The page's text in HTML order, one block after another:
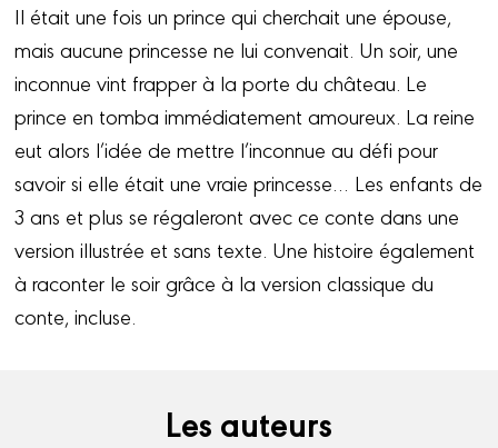
Il était une fois un prince qui cherchait une épouse,
mais aucune princesse ne lui convenait. Un soir, une
inconnue vint frapper à la porte du château. Le
prince en tomba immédiatement amoureux. La reine
eut alors l’idée de mettre l’inconnue au défi pour
savoir si elle était une vraie princesse… Les enfants de
3 ans et plus se régaleront avec ce conte dans une
version illustrée et sans texte. Une histoire également
à raconter le soir grâce à la version classique du
conte, incluse.
Les auteurs